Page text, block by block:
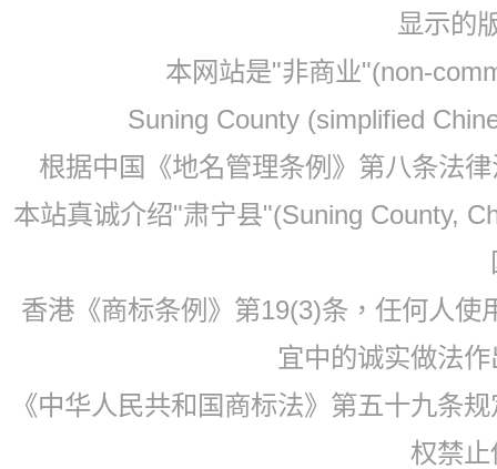
显示的
本网站是"非商业"(non-
Suning County (simplified
根据中国《地名管理条例》第八条法
本站真诚介绍"肃宁县"(Suning County,
香港《商标条例》第19(3)条，任何人
宜中的诚实做法
《中华人民共和国商标法》第五十九条
权禁